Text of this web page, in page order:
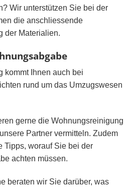
Wir unterstützen Sie bei der
die anschliessende
der Materialien.
kommt Ihnen auch bei
rund um das Umzugswesen
gerne die Wohnungsreinigung
Partner vermitteln. Zudem
Tipps, worauf Sie bei der
achten müssen.
beraten wir Sie darüber, was